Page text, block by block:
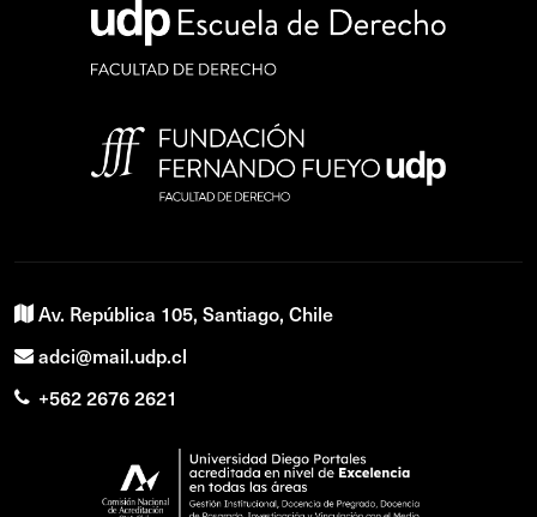
Av. República 105, Santiago, Chile
adci@mail.udp.cl
+562 2676 2621